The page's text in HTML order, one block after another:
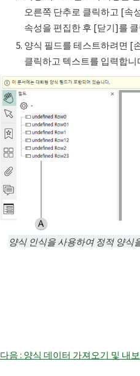
오른쪽 단추로 클릭하고 [속
속성을 편집한 후 [닫기]를
양식 필드를 테스트하려면 [
클릭하고 텍스트를 입력합니
양식 인식을 사용하여 정적 양식
다음 : 양식 데이터 가져오기 및 내